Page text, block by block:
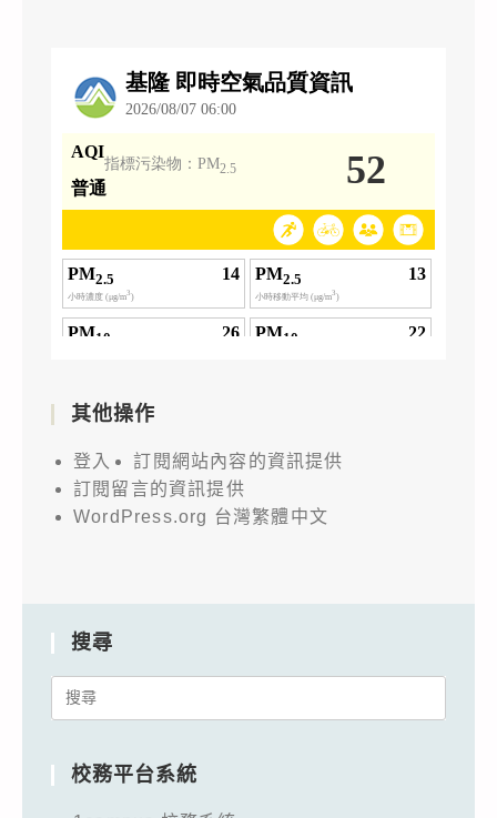
其他操作
登入
訂閱網站內容的資訊提供
訂閱留言的資訊提供
WordPress.org 台灣繁體中文
搜尋
Search
校務平台系統